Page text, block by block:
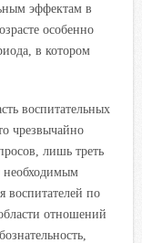
эффектам в
особенно
в котором
воспитательных
чрезвычайно
лишь треть
необходимым
по
отношений